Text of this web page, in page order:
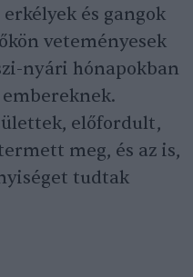
és gangok
veteményesek
nyári hónapokban
előfordult,
meg, és az is,
tudtak